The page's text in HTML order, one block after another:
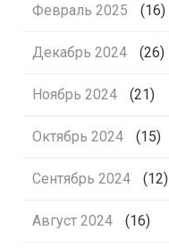
Февраль 2025 (16)
Декабрь 2024 (26)
Ноябрь 2024 (21)
Октябрь 2024 (15)
Сентябрь 2024 (12)
Август 2024 (16)